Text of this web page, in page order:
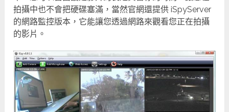
拍攝中也不會把硬碟塞滿，當然官網還提供 iSpyServer
的網路監控版本，它能讓您透過網路來觀看您正在拍攝
的影片。